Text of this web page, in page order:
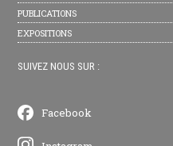
PUBLICATIONS
EXPOSITIONS
SUIVEZ NOUS SUR :
Facebook